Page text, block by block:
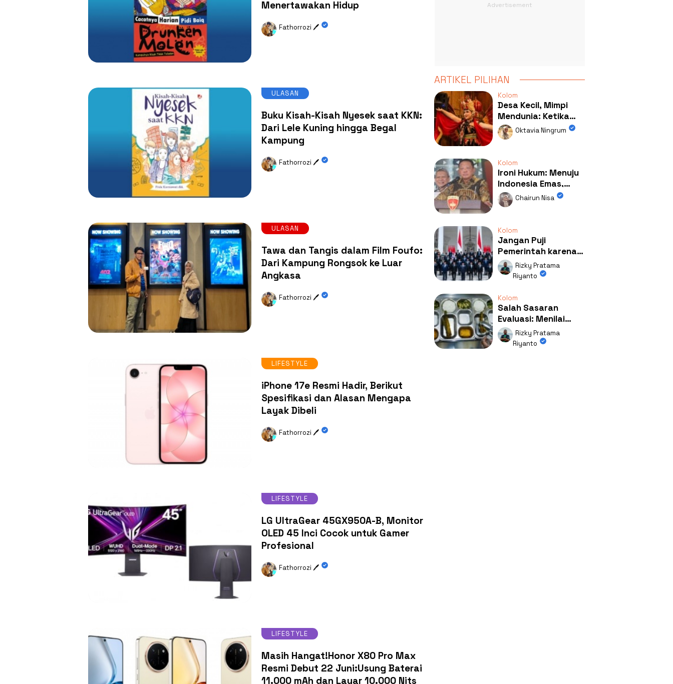
Menertawakan Hidup
Fathorrozi 🖊️
ULASAN
Buku Kisah-Kisah Nyesek saat KKN:
Dari Lele Kuning hingga Begal
Kampung
Fathorrozi 🖊️
ULASAN
Tawa dan Tangis dalam Film Foufo:
Dari Kampung Rongsok ke Luar
Angkasa
Fathorrozi 🖊️
LIFESTYLE
iPhone 17e Resmi Hadir, Berikut
Spesifikasi dan Alasan Mengapa
Layak Dibeli
Fathorrozi 🖊️
LIFESTYLE
LG UltraGear 45GX950A-B, Monitor
OLED 45 Inci Cocok untuk Gamer
Profesional
Fathorrozi 🖊️
LIFESTYLE
Masih Hangat!Honor X80 Pro Max
Resmi Debut 22 Juni:Usung Baterai
11.000 mAh dan Layar 10.000 Nits
ARTIKEL PILIHAN
Kolom
Desa Kecil, Mimpi
Mendunia: Ketika
Kolaborasi
Mengubah Wajah
Oktavia Ningrum
Kolom
Ironi Hukum: Menuju
Indonesia Emas,
Ternyata Emasnya
Ada di Rumah Febrie!
Chairun Nisa
Kolom
Jangan Puji
Pemerintah karena
Kerja: Mengapa
Publik Begitu Mudah
Rizky Pratama
Riyanto
Kolom
Salah Sasaran
Evaluasi: Menilai
Program MBG Lewat
Respons Anak Itu
Rizky Pratama
Riyanto